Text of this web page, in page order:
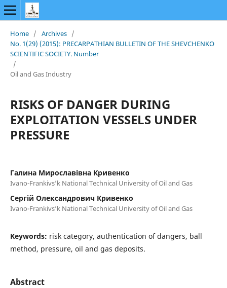
Home / Archives /
No. 1(29) (2015): PRECARPATHIAN BULLETIN OF THE SHEVCHENKO
SCIENTIFIC SOCIETY. Number
/
Oil and Gas Industry
RISKS OF DANGER DURING
EXPLOITATION VESSELS UNDER
PRESSURE
Галина Мирославівна Кривенко
Ivano-Frankivs’k National Technical University of Oil and Gas
Сергій Олександрович Кривенко
Ivano-Frankivs’k National Technical University of Oil and Gas
Keywords: risk category, authentication of dangers, ball
method, pressure, oil and gas deposits.
Abstract